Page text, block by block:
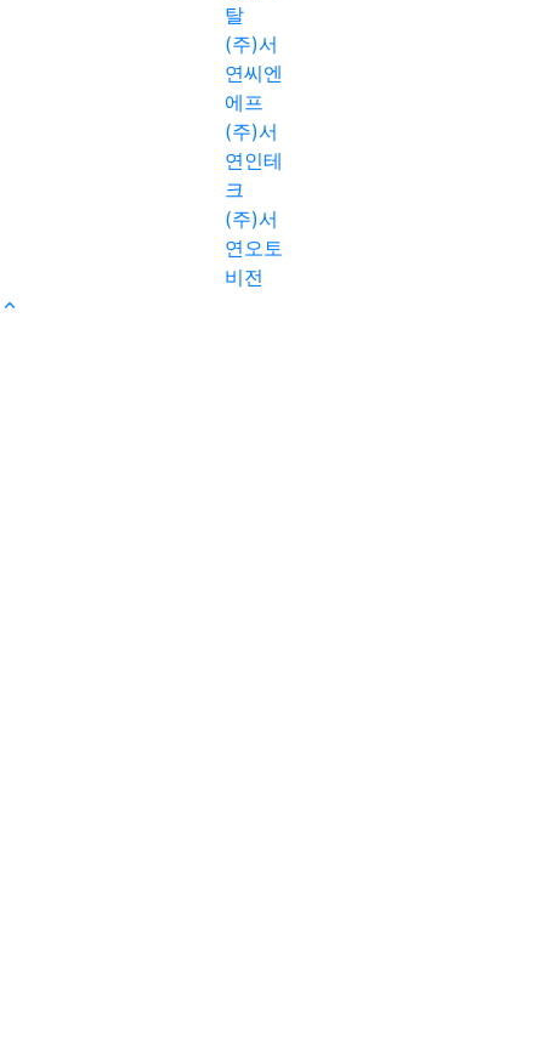
탈
(주)서
연씨엔
에프
(주)서
연인테
크
(주)서
연오토
비전